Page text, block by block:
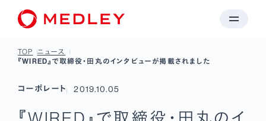
TOP
ニュース
『WIRED』で取締役・田丸のインタビューが掲載されました
コーポレート 2019.10.05